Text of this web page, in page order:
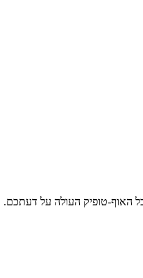
האוף-טופיק העולה על דעתכם.